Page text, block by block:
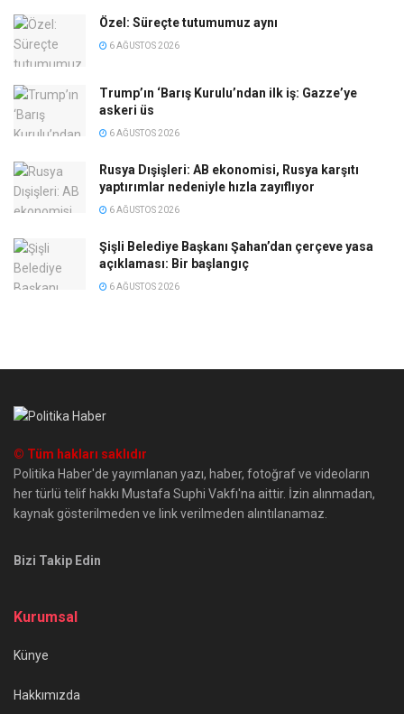
Özel: Süreçte tutumumuz aynı
6 AĞUSTOS 2026
Trump’ın ‘Barış Kurulu’ndan ilk iş: Gazze’ye
askeri üs
6 AĞUSTOS 2026
Rusya Dışişleri: AB ekonomisi, Rusya karşıtı
yaptırımlar nedeniyle hızla zayıflıyor
6 AĞUSTOS 2026
Şişli Belediye Başkanı Şahan’dan çerçeve yasa
açıklaması: Bir başlangıç
6 AĞUSTOS 2026
© Tüm hakları saklıdır
Politika Haber'de yayımlanan yazı, haber, fotoğraf ve videoların
her türlü telif hakkı Mustafa Suphi Vakfı'na aittir. İzin alınmadan,
kaynak gösterilmeden ve link verilmeden alıntılanamaz.
Bizi Takip Edin
Kurumsal
Künye
Hakkımızda